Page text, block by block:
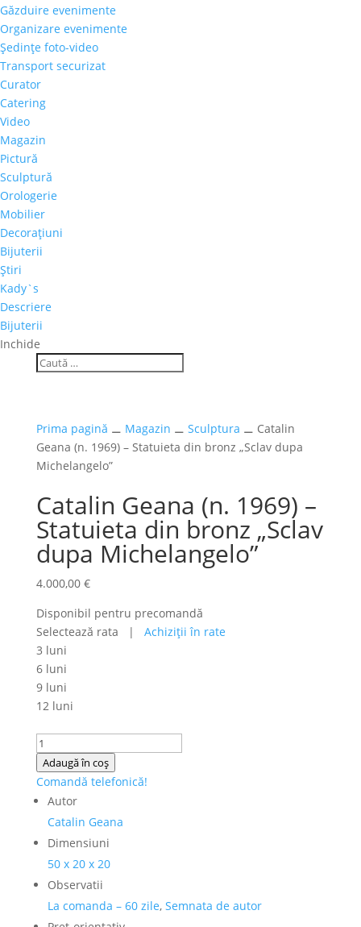
Găzduire evenimente
Organizare evenimente
Şedinţe foto-video
Transport securizat
Curator
Catering
Video
Magazin
Pictură
Sculptură
Orologerie
Mobilier
Decoraţiuni
Bijuterii
Ştiri
Kady`s
Descriere
Bijuterii
Inchide
Prima pagină ⚊ Magazin ⚊ Sculptura ⚊ Catalin
Geana (n. 1969) – Statuieta din bronz „Sclav dupa
Michelangelo”
Catalin Geana (n. 1969) –
Statuieta din bronz „Sclav
dupa Michelangelo”
4.000,00 €
Disponibil pentru precomandă
Selectează rata | Achiziţii în rate
3 luni
6 luni
9 luni
12 luni
Cantitate
Catalin
Geana
(n.
1969)
din
bronz
"Sclav
Adaugă în coș
Comandă telefonică!
Autor
Catalin Geana
Dimensiuni
50 x 20 x 20
Observatii
La comanda – 60 zile, Semnata de autor